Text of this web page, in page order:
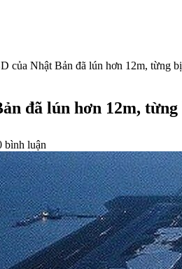
của Nhật Bản đã lún hơn 12m, từng
đã lún hơn 12m,
bình luận